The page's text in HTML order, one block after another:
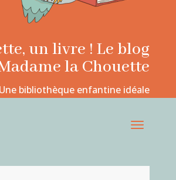
un livre ! Le blog
la Chouette
Une bibliothèque enfantine idéale